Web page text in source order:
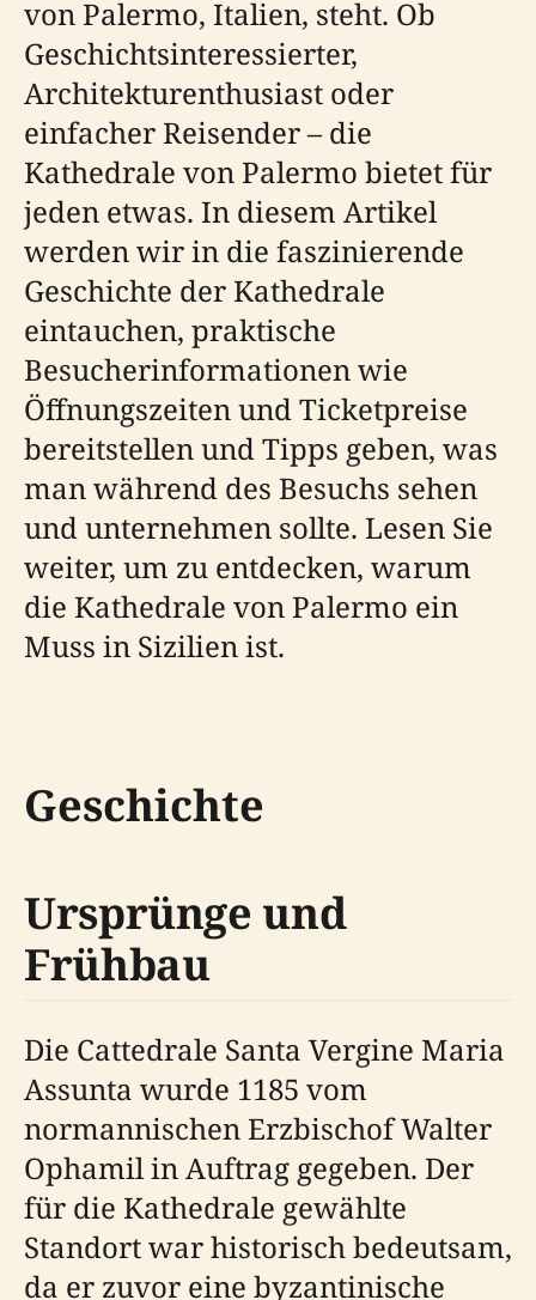
von Palermo, Italien, steht. Ob
Geschichtsinteressierter,
Architekturenthusiast oder
einfacher Reisender – die
Kathedrale von Palermo bietet für
jeden etwas. In diesem Artikel
werden wir in die faszinierende
Geschichte der Kathedrale
eintauchen, praktische
Besucherinformationen wie
Öffnungszeiten und Ticketpreise
bereitstellen und Tipps geben, was
man während des Besuchs sehen
und unternehmen sollte. Lesen Sie
weiter, um zu entdecken, warum
die Kathedrale von Palermo ein
Muss in Sizilien ist.
Geschichte
Ursprünge und
Frühbau
Die Cattedrale Santa Vergine Maria
Assunta wurde 1185 vom
normannischen Erzbischof Walter
Ophamil in Auftrag gegeben. Der
für die Kathedrale gewählte
Standort war historisch bedeutsam,
da er zuvor eine byzantinische